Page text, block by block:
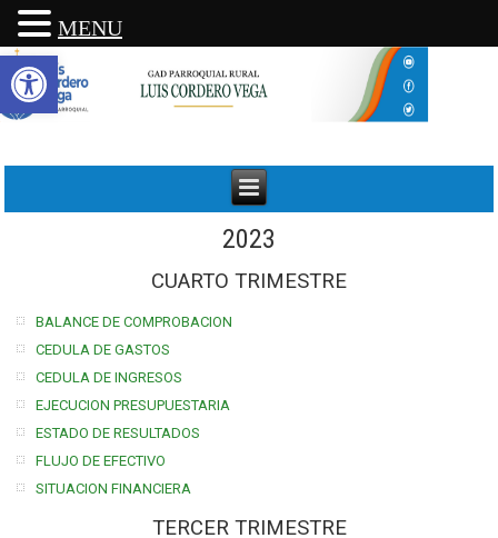
Abrir barra de herramientas
2023
CUARTO TRIMESTRE
BALANCE DE COMPROBACION
CEDULA DE GASTOS
CEDULA DE INGRESOS
EJECUCION PRESUPUESTARIA
ESTADO DE RESULTADOS
FLUJO DE EFECTIVO
SITUACION FINANCIERA
TERCER TRIMESTRE
MENU